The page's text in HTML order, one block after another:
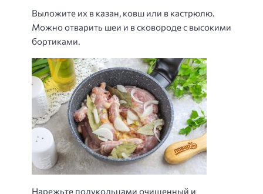
Выложите их в казан, ковш или в кастрюлю.
Можно отварить шеи и в сковороде с высокими
бортиками.
Нарежьте полукольцами очищенный и